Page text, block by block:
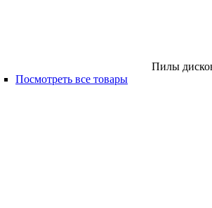
Пилы
Посмотреть все товары